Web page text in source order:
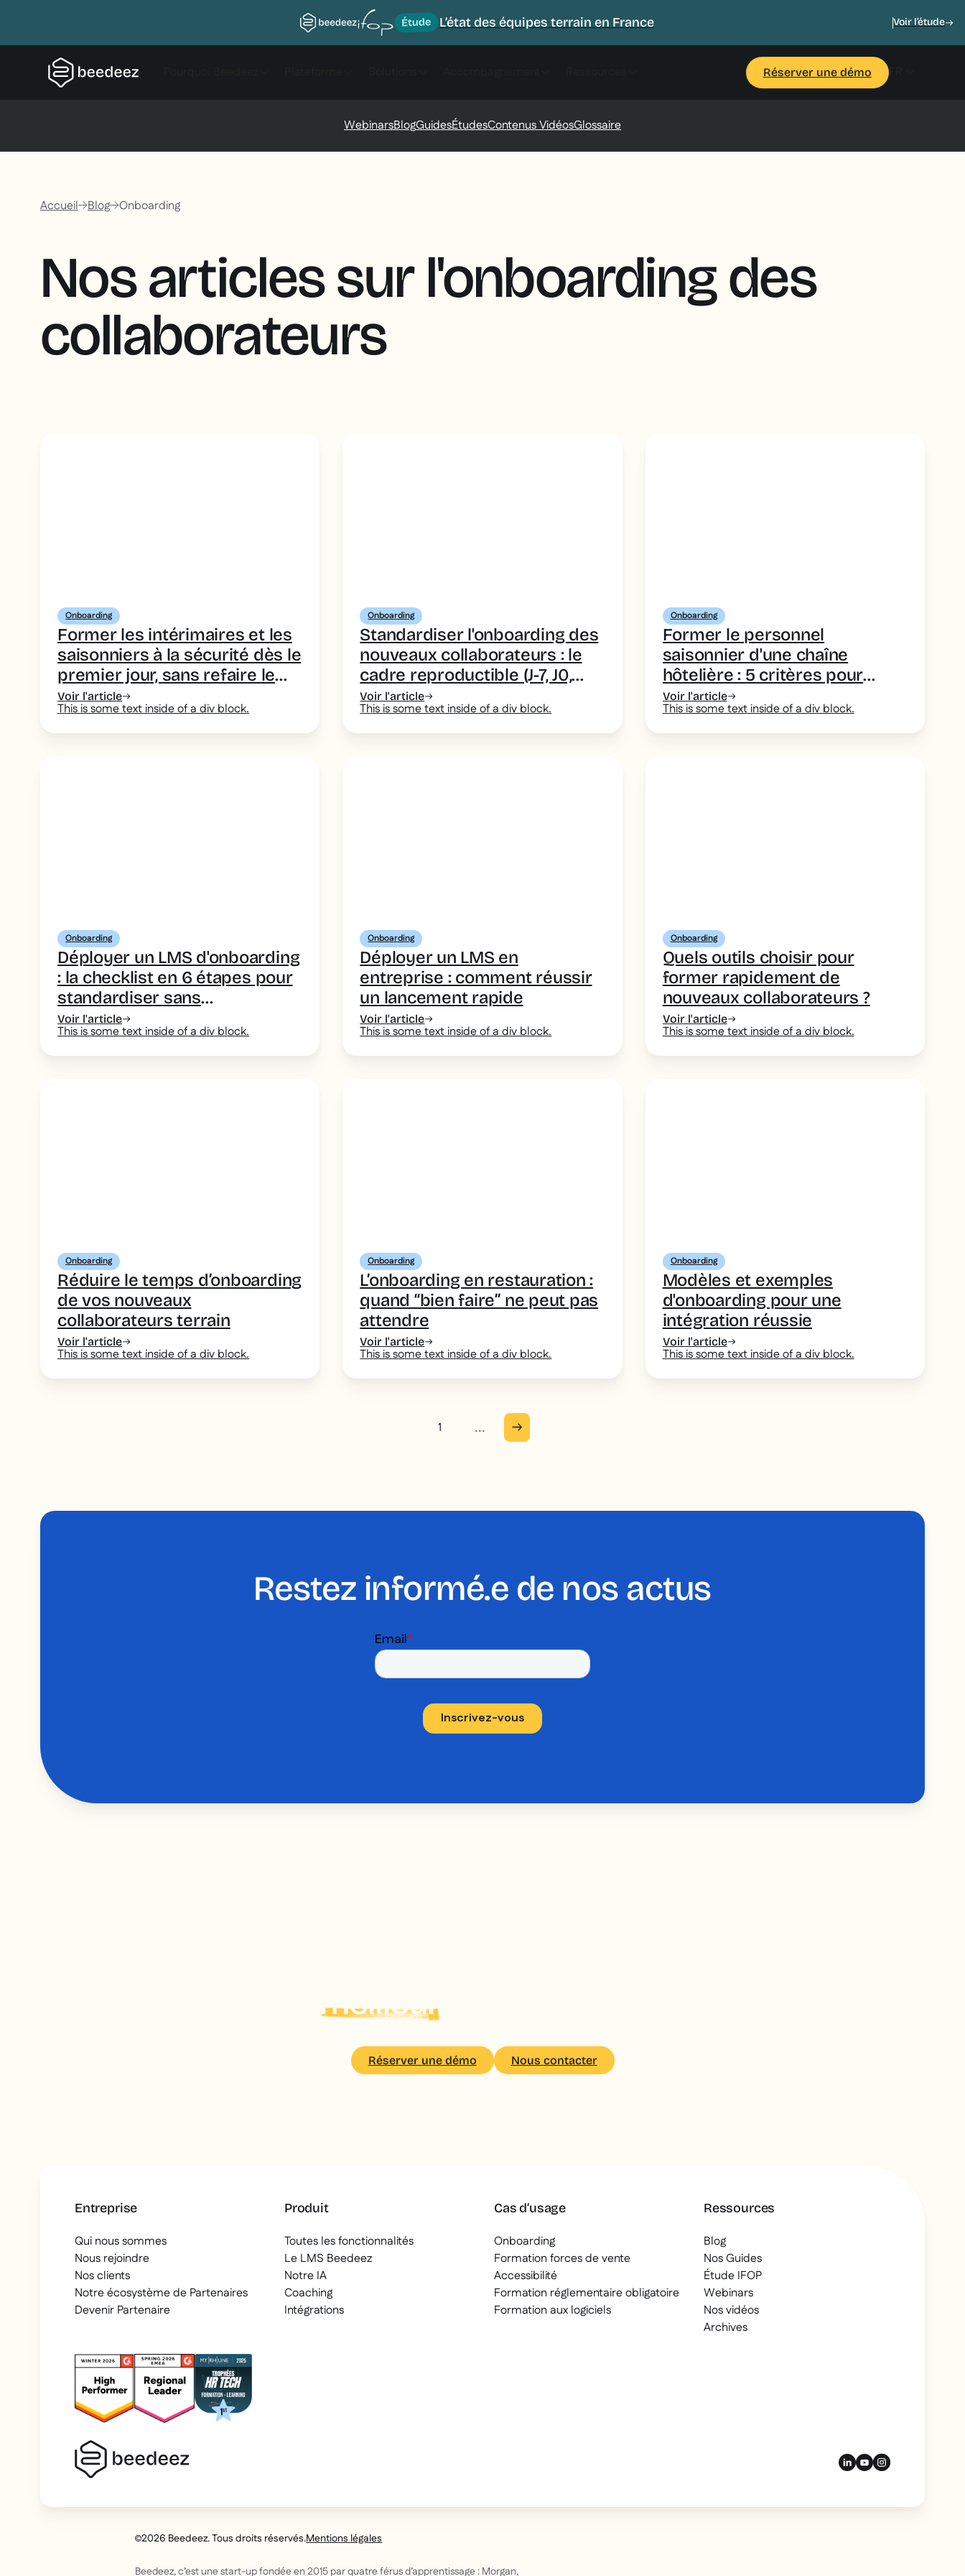
L’état des équipes terrain en France Voir l’étude
Réserver une démo FR
WebinarsBlogGuidesÉtudesContenus VidéosGlossaire
Accueil Blog Onboarding
Nos articles sur l'onboarding des
collaborateurs
Onboarding
Former les intérimaires et les
saisonniers à la sécurité dès le
premier jour, sans refaire le
travail à chaque arrivée
Voir l'article
This is some text inside of a div block.
Onboarding
Standardiser l'onboarding des
nouveaux collaborateurs : le
cadre reproductible (J-7, J0,
J30, J90) pour un déploiement
simple
Voir l'article
This is some text inside of a div block.
Onboarding
Former le personnel
saisonnier d'une chaîne
hôtelière : 5 critères pour
choisir un LMS adapté au
turnover
Voir l'article
This is some text inside of a div block.
Onboarding
Déployer un LMS d'onboarding
: la checklist en 6 étapes pour
standardiser sans
complexifier
Voir l'article
This is some text inside of a div block.
Onboarding
Déployer un LMS en
entreprise : comment réussir
un lancement rapide
Voir l'article
This is some text inside of a div block.
Onboarding
Quels outils choisir pour
former rapidement de
nouveaux collaborateurs ?
Voir l'article
This is some text inside of a div block.
Onboarding
Réduire le temps d’onboarding
de vos nouveaux
collaborateurs terrain
Voir l'article
This is some text inside of a div block.
Onboarding
L’onboarding en restauration :
quand “bien faire” ne peut pas
attendre
Voir l'article
This is some text inside of a div block.
Onboarding
Modèles et exemples
d'onboarding pour une
intégration réussie
Voir l'article
This is some text inside of a div block.
1 ...
Restez informé.e de nos actus
meilleur
Réserver une démo Nous contacter
Entreprise
Qui nous sommes
Nous rejoindre
Nos clients
Notre écosystème de Partenaires
Devenir Partenaire
Produit
Toutes les fonctionnalités
Le LMS Beedeez
Notre IA
Coaching
Intégrations
Cas d’usage
Onboarding
Formation forces de vente
Accessibilité
Formation réglementaire obligatoire
Formation aux logiciels
Ressources
Blog
Nos Guides
Étude IFOP
Webinars
Nos vidéos
Archives
2026 Beedeez. Tous droits réservés.Mentions légales
Beedeez, c’est une start-up fondée en 2015 par quatre férus d’apprentissage : Morgan,